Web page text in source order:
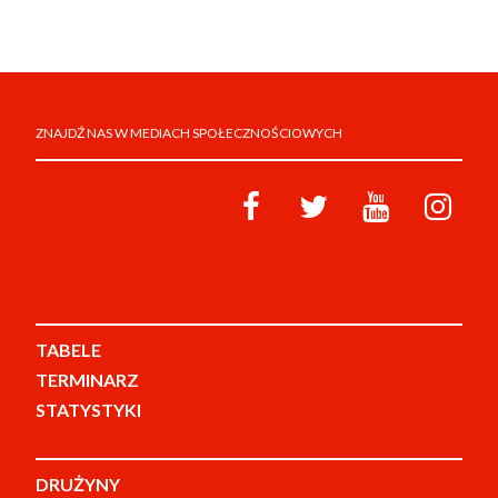
ZNAJDŹ NAS W MEDIACH SPOŁECZNOŚCIOWYCH
TABELE
TERMINARZ
STATYSTYKI
DRUŻYNY